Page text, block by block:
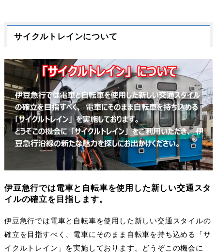
サイクルトレインについて
伊豆急行では電車と自転車を使用した新しい交通スタ
イルの確立を目指します。
伊豆急行では電車と自転車を使用した新しい交通スタイルの
確立を目指すべく、電車にそのまま自転車を持ち込める「サ
イクルトレイン」を実施しております。どうぞこの機会に